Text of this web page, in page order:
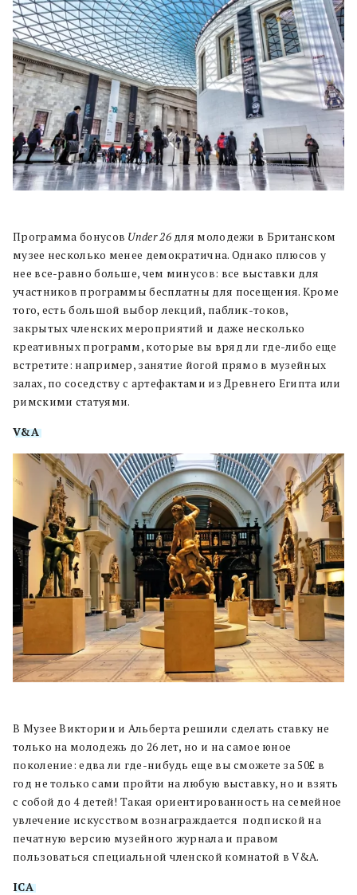
Программа бонусов Under 26для молодежи в Британском
музее несколько менее демократична. Однако плюсов у
нее все-равно больше, чем минусов: все выставки для
участников программы бесплатны для посещения. Кроме
того, есть большой выбор лекций, паблик-токов,
закрытых членских мероприятий и даже несколько
креативных программ, которые вы вряд ли где-либо еще
встретите: например, занятие йогой прямо в музейных
залах, по соседству с артефактами из Древнего Египта или
римскими статуями.
V&A
В Музее Виктории и Альберта решили сделать ставку не
только на молодежь до 26 лет, но и на самое юное
поколение: едва ли где-нибудь еще вы сможете за 50£ в
год не только сами пройти на любую выставку, но и взять
с собой до 4 детей! Такая ориентированность на семейное
увлечение искусством вознаграждается подпиской на
печатную версию музейного журнала и правом
пользоваться специальной членской комнатой в V&A.
ICA